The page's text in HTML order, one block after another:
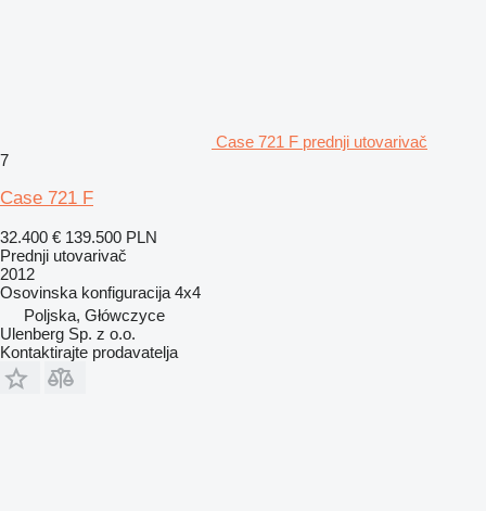
Case 721 F prednji utovarivač
7
Case 721 F
32.400 € 139.500 PLN
Prednji utovarivač
2012
Osovinska konfiguracija 4x4
Poljska, Główczyce
Ulenberg Sp. z o.o.
Kontaktirajte prodavatelja